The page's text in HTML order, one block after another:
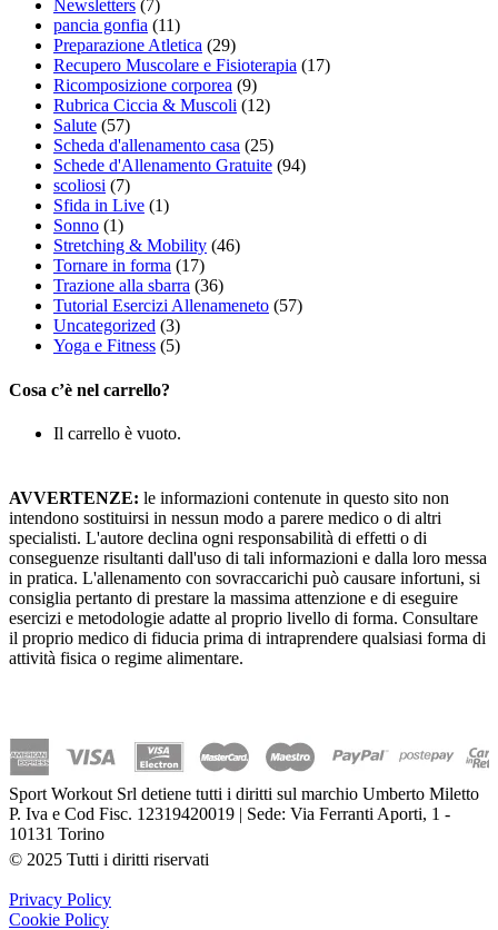
Newsletters (7)
pancia gonfia (11)
Preparazione Atletica (29)
Recupero Muscolare e Fisioterapia (17)
Ricomposizione corporea (9)
Rubrica Ciccia & Muscoli (12)
Salute (57)
Scheda d'allenamento casa (25)
Schede d'Allenamento Gratuite (94)
scoliosi (7)
Sfida in Live (1)
Sonno (1)
Stretching & Mobility (46)
Tornare in forma (17)
Trazione alla sbarra (36)
Tutorial Esercizi Allenameneto (57)
Uncategorized (3)
Yoga e Fitness (5)
Cosa c’è nel carrello?
Il carrello è vuoto.
AVVERTENZE: le informazioni contenute in questo sito non
intendono sostituirsi in nessun modo a parere medico o di altri
specialisti. L'autore declina ogni responsabilità di effetti o di
conseguenze risultanti dall'uso di tali informazioni e dalla loro messa
in pratica. L'allenamento con sovraccarichi può causare infortuni, si
consiglia pertanto di prestare la massima attenzione e di eseguire
esercizi e metodologie adatte al proprio livello di forma. Consultare
il proprio medico di fiducia prima di intraprendere qualsiasi forma di
attività fisica o regime alimentare.
Sport Workout Srl detiene tutti i diritti sul marchio Umberto Miletto
P. Iva e Cod Fisc. 12319420019 | Sede: Via Ferranti Aporti, 1 -
10131 Torino
© 2025 Tutti i diritti riservati
Privacy Policy
Cookie Policy